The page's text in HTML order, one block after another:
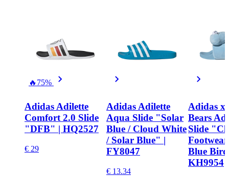
🔥 75%
Adidas Adilette
Comfort 2.0 Slide
"DFB" | HQ2527
€ 29
Adidas Adilette
Aqua Slide "Solar
Blue / Cloud White
/ Solar Blue" |
FY8047
€ 13.34
Adidas x
Bears
Slide
Blue
KH9954